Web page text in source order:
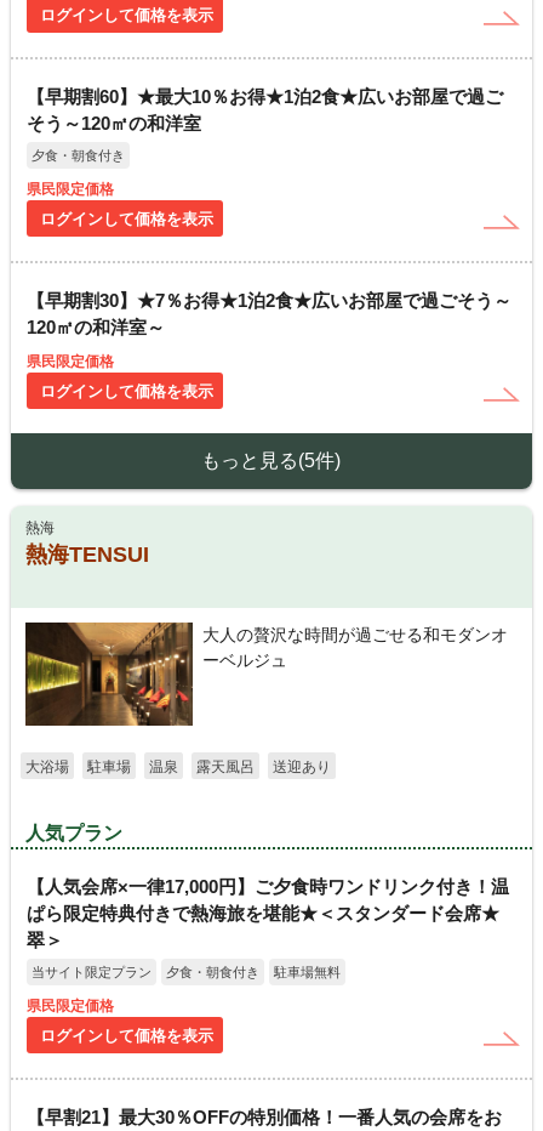
ログインして価格を表示
【早期割60】★最大10％お得★1泊2食★広いお部屋で過ご
そう～120㎡の和洋室
夕食・朝食付き
県民限定価格
ログインして価格を表示
【早期割30】★7％お得★1泊2食★広いお部屋で過ごそう～
120㎡の和洋室～
県民限定価格
ログインして価格を表示
もっと見る(5件)
熱海
熱海TENSUI
大人の贅沢な時間が過ごせる和モダンオ
ーベルジュ
大浴場 駐車場 温泉 露天風呂 送迎あり
人気プラン
【人気会席×一律17,000円】ご夕食時ワンドリンク付き！温
ぱら限定特典付きで熱海旅を堪能★＜スタンダード会席★
翠＞
当サイト限定プラン 夕食・朝食付き 駐車場無料
県民限定価格
ログインして価格を表示
【早割21】最大30％OFFの特別価格！一番人気の会席をお